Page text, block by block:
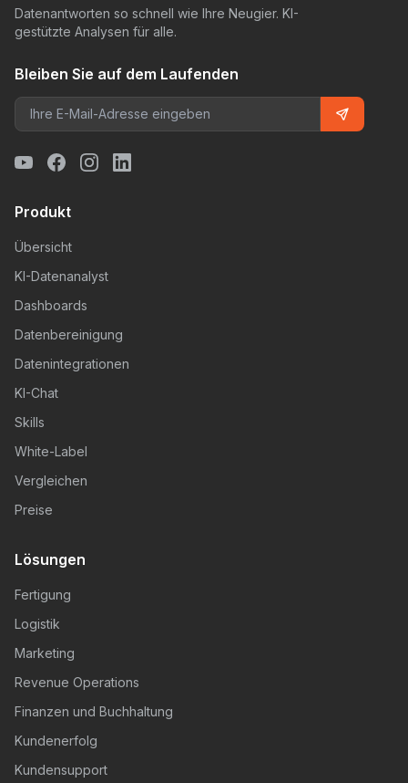
Datenantworten so schnell wie Ihre Neugier. KI-
gestützte Analysen für alle.
Bleiben Sie auf dem Laufenden
Produkt
Übersicht
KI-Datenanalyst
Dashboards
Datenbereinigung
Datenintegrationen
KI-Chat
Skills
White-Label
Vergleichen
Preise
Lösungen
Fertigung
Logistik
Marketing
Revenue Operations
Finanzen und Buchhaltung
Kundenerfolg
Kundensupport